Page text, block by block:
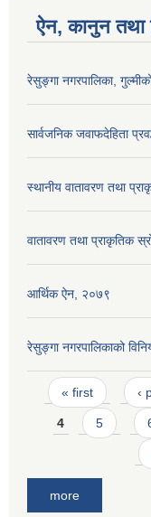
ऐन, कानुन तथा
रेसुङ्गा नगरपालिका,
सार्वजनिक जवाफदेहिता
स्थानीय वातावरण तथा
वातावरण तथा प्राकृतिक
आर्थिक ऐन, २०७९
रेसुङ्गा नगरपालिकाको
Pages
« first ‹
4 5
more